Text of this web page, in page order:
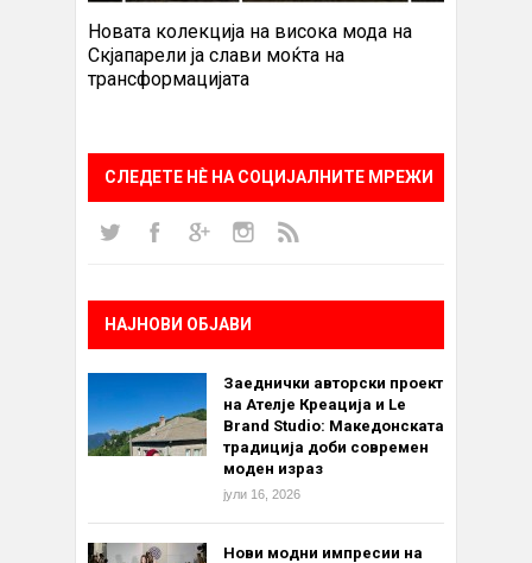
Новата колекција на висока мода на
Скјапарели ја слави моќта на
трансформацијата
СЛЕДЕТЕ НÈ НА СОЦИЈАЛНИТЕ МРЕЖИ
НАЈНОВИ ОБЈАВИ
Заеднички авторски проект
на Ателје Креација и Le
Brand Studio: Македонската
традиција доби современ
моден израз
јули 16, 2026
Нови модни импресии на